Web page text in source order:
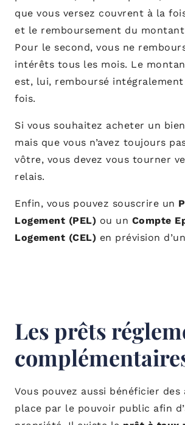
que vous versez couvrent à la
et le remboursement du
Pour le second, vous ne
intérêts tous les mois. Le
est, lui, remboursé
fois.
Si vous souhaitez acheter un
mais que vous n’avez toujours
vôtre, vous devez vous tourner
relais.
Enfin, vous pouvez souscrire un
Logement (PEL) ou un Compte
Logement (CEL) en prévision
Les prêts
Vous pouvez aussi bénéficier des
place par le pouvoir public afin